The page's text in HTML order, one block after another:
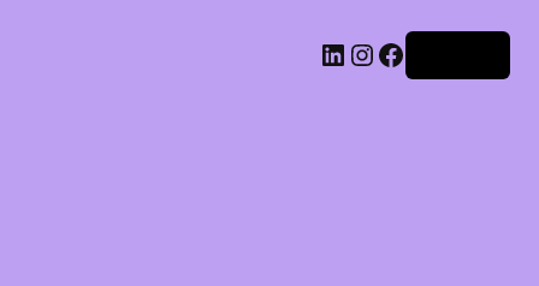
LinkedIn
Instagram
Facebook